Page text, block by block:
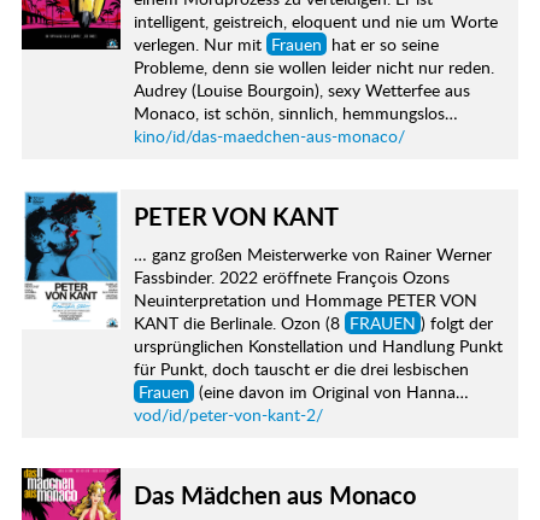
intelligent, geistreich, eloquent und nie um Worte
verlegen. Nur mit Frauen hat er so seine
Probleme, denn sie wollen leider nicht nur reden.
Audrey (Louise Bourgoin), sexy Wetterfee aus
Monaco, ist schön, sinnlich, hemmungslos…
kino/id/das-maedchen-aus-monaco/
PETER VON KANT
… ganz großen Meisterwerke von Rainer Werner
Fassbinder. 2022 eröffnete François Ozons
Neuinterpretation und Hommage PETER VON
KANT die Berlinale. Ozon (8 FRAUEN ) folgt der
ursprünglichen Konstellation und Handlung Punkt
für Punkt, doch tauscht er die drei lesbischen
Frauen (eine davon im Original von Hanna…
vod/id/peter-von-kant-2/
Das Mädchen aus Monaco